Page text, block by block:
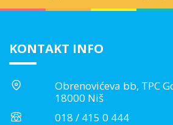
KONTAKT INFO
Obrenovićeva bb, TPC
18000 Niš
018 / 415 0 444